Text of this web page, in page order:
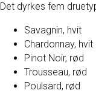
Det dyrkes fem
Savagnin, hvit
Chardonnay, hvit
Pinot Noir, rød
Trousseau, rød
Poulsard, rød